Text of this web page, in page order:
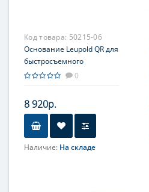
Код товара: 50215-06
Основание Leupold QR для
быстросъемного
кронштейна, на Sauer 202,
0
8 920р.
Наличие: На складе